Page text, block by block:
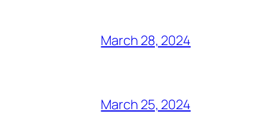
March 28, 2024
March 25, 2024